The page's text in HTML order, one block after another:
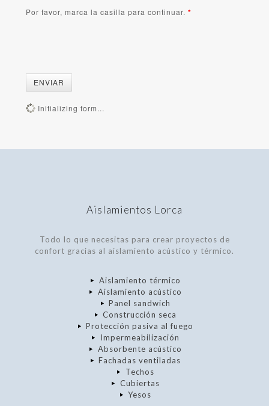
Por favor, marca la casilla para continuar. *
ENVIAR
Initializing form...
Aislamientos Lorca
Todo lo que necesitas para crear proyectos de
confort gracias al aislamiento acústico y térmico.
Aislamiento térmico
Aislamiento acústico
Panel sandwich
Construcción seca
Protección pasiva al fuego
Impermeabilización
Absorbente acústico
Fachadas ventiladas
Techos
Cubiertas
Yesos